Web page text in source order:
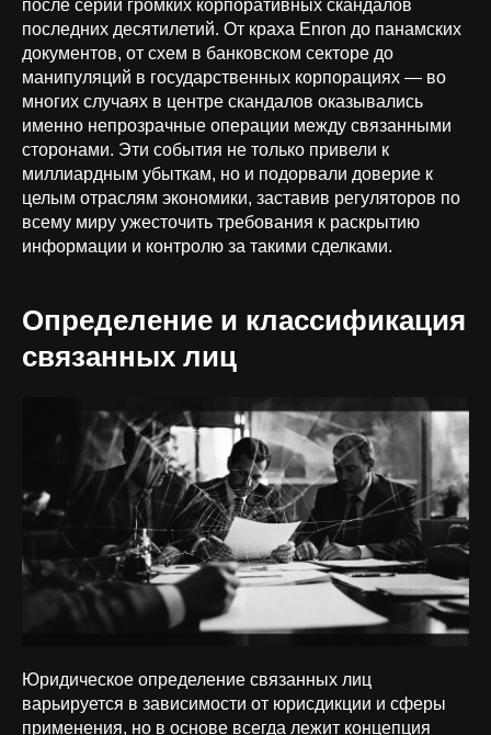
после серии громких корпоративных скандалов
последних десятилетий. От краха Enron до панамских
документов, от схем в банковском секторе до
манипуляций в государственных корпорациях — во
многих случаях в центре скандалов оказывались
именно непрозрачные операции между связанными
сторонами. Эти события не только привели к
миллиардным убыткам, но и подорвали доверие к
целым отраслям экономики, заставив регуляторов по
всему миру ужесточить требования к раскрытию
информации и контролю за такими сделками.
Определение и классификация
связанных лиц
Юридическое определение связанных лиц
варьируется в зависимости от юрисдикции и сферы
применения, но в основе всегда лежит концепция